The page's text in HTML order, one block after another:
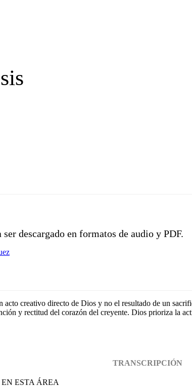
descargado en formatos de audio y PDF.
creativo directo de Dios y no el resultado de un
y rectitud del corazón del creyente. Dios prioriza la
TRANSCRIPCIÓN
ESTA ÁREA